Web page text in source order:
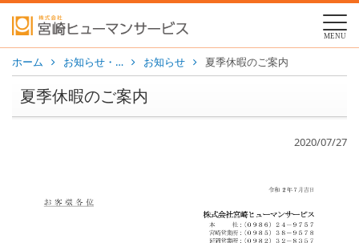
MENU
ホーム お知らせ・… お知らせ 夏季休暇のご案内
夏季休暇のご案内
2020/07/27